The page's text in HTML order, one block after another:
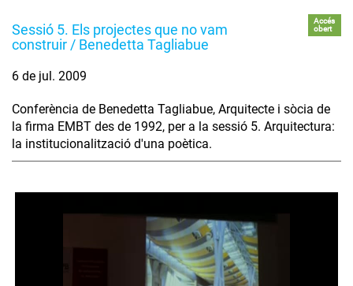
Sessió 5. Els projectes que no vam
construir / Benedetta Tagliabue
Accés
obert
6 de jul. 2009
Conferència de Benedetta Tagliabue, Arquitecte i sòcia de
la firma EMBT des de 1992, per a la sessió 5. Arquitectura:
la institucionalització d'una poètica.